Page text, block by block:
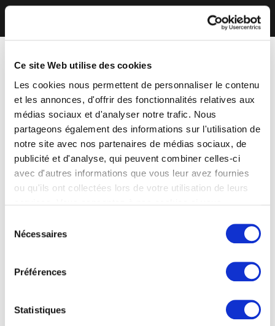
Ce site Web utilise des cookies
Les cookies nous permettent de personnaliser le contenu
et les annonces, d'offrir des fonctionnalités relatives aux
médias sociaux et d'analyser notre trafic. Nous
partageons également des informations sur l'utilisation de
notre site avec nos partenaires de médias sociaux, de
publicité et d'analyse, qui peuvent combiner celles-ci
avec d'autres informations que vous leur avez fournies
ou qu'ils ont collectées lors de votre utilisation de leurs
Nécessaires
Préférences
Statistiques